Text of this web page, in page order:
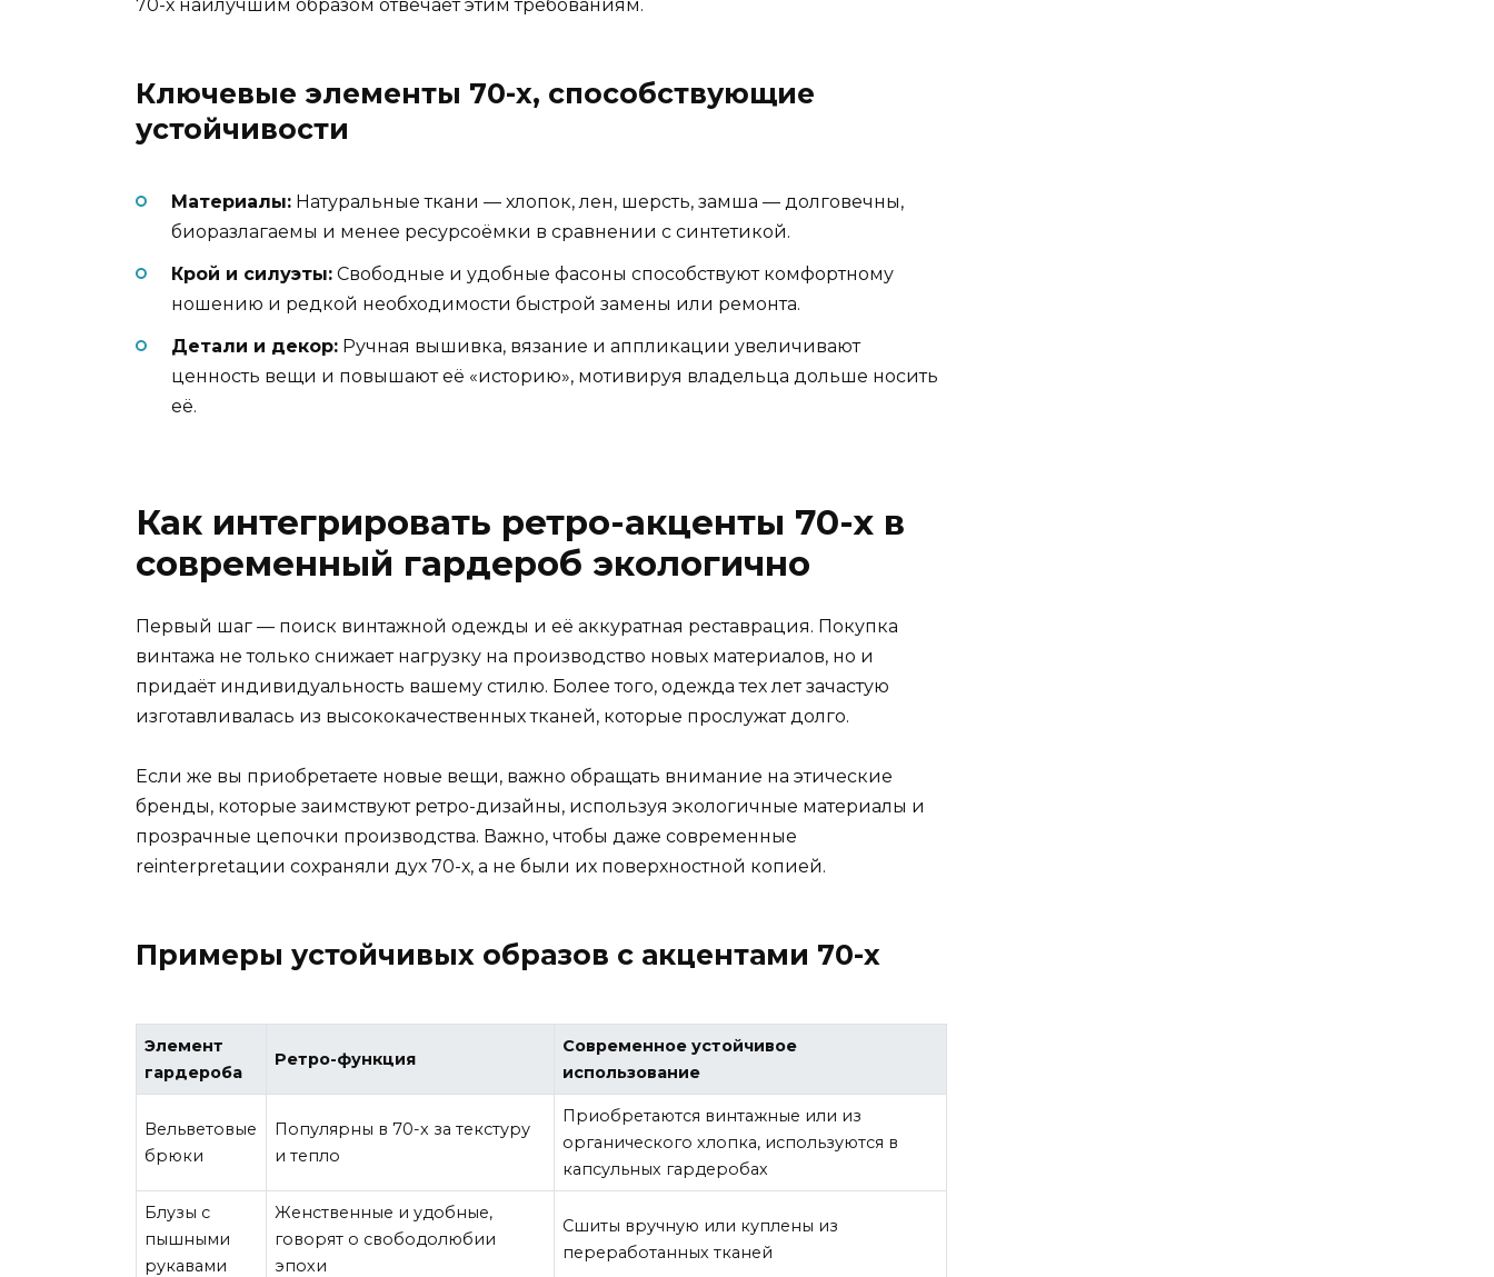
70-х наилучшим образом отвечает этим требованиям.
Ключевые элементы 70-х, способствующие
устойчивости
Материалы: Натуральные ткани — хлопок, лен, шерсть, замша — долговечны,
биоразлагаемы и менее ресурсоёмки в сравнении с синтетикой.
Крой и силуэты: Свободные и удобные фасоны способствуют комфортному
ношению и редкой необходимости быстрой замены или ремонта.
Детали и декор: Ручная вышивка, вязание и аппликации увеличивают
ценность вещи и повышают её «историю», мотивируя владельца дольше носить
её.
Как интегрировать ретро-акценты 70-х в
современный гардероб экологично
Первый шаг — поиск винтажной одежды и её аккуратная реставрация. Покупка
винтажа не только снижает нагрузку на производство новых материалов, но и
придаёт индивидуальность вашему стилю. Более того, одежда тех лет зачастую
изготавливалась из высококачественных тканей, которые прослужат долго.
Если же вы приобретаете новые вещи, важно обращать внимание на этические
бренды, которые заимствуют ретро-дизайны, используя экологичные материалы и
прозрачные цепочки производства. Важно, чтобы даже современные
reinterpretации сохраняли дух 70-х, а не были их поверхностной копией.
Примеры устойчивых образов с акцентами 70-х
Элемент
гардероба
Ретро-функция
Современное устойчивое
использование
Вельветовые
брюки
Популярны в 70-х за текстуру
и тепло
Приобретаются винтажные или из
органического хлопка, используются в
капсульных гардеробах
Блузы с
пышными
рукавами
Женственные и удобные,
говорят о свободолюбии
эпохи
Сшиты вручную или куплены из
переработанных тканей